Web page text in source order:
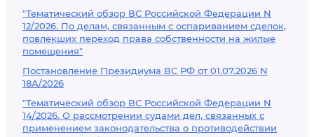
"Тематический обзор ВС Российской Федерации N
12/2026. По делам, связанным с оспариванием сделок,
повлекших переход права собственности на жилые
помещения"
Постановление Президиума ВС РФ от 01.07.2026 N
18А/2026
"Тематический обзор ВС Российской Федерации N
14/2026. О рассмотрении судами дел, связанных с
применением законодательства о противодействии